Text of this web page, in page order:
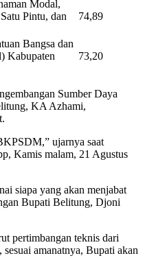
Modal,
Pintu, dan
74,89
Bangsa dan
Kabupaten
73,20
Sumber Daya
KA Azhami,
ujarnya saat
Kamis malam, 21 Agustus
siapa yang akan menjabat
Bupati Belitung, Djoni
pertimbangan teknis dari
amanatnya, Bupati akan